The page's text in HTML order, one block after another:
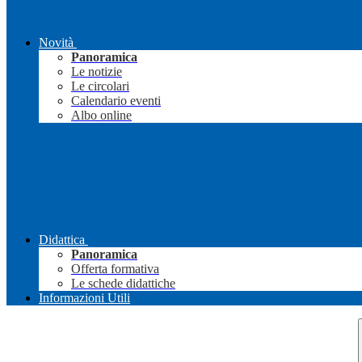
Novità
Panoramica
Le notizie
Le circolari
Calendario eventi
Albo online
Didattica
Panoramica
Offerta formativa
Le schede didattiche
Informazioni Utili